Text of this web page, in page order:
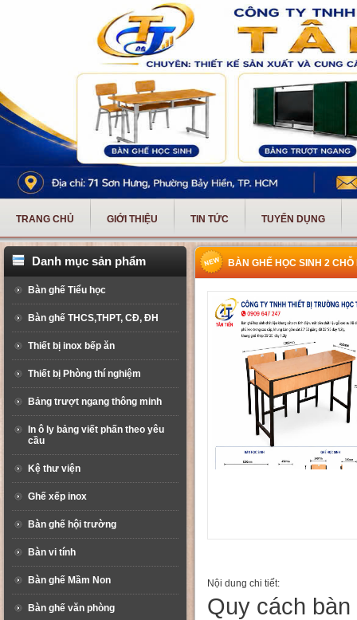
TRANG CHỦ GIỚI THIỆU TIN TỨC TUYỂN DỤNG
Danh mục sản phẩm
Bàn ghế Tiểu học
Bàn ghế THCS,THPT, CĐ, ĐH
Thiết bị inox bếp ăn
Thiết bị Phòng thí nghiệm
Bảng trượt ngang thông minh
In ô ly bảng viết phấn theo yêu
cầu
Kệ thư viện
Ghế xếp inox
Bàn ghế hội trường
Bàn vi tính
Bàn ghế Mầm Non
Bàn ghế văn phòng
BÀN GHẾ HỌC SINH 2 CHỖ
Nội dung chi tiết:
Quy cách